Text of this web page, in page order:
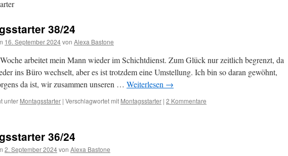
38/24
16. September 2024von Alexa Bastone
arbeitet mein Mann wieder im Schichtdienst. Zum Glück nur zeitlich begrenzt, da
ins Büro wechselt, aber es ist trotzdem eine Umstellung. Ich bin so daran gewöhnt,
da ist, wir zusammen unseren … Weiterlesen →
unter Montagsstarter | Verschlagwortet mit Montagsstarter | 2 Kommentare
36/24
2. September 2024von Alexa Bastone